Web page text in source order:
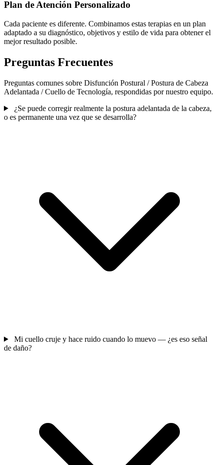
Plan de Atención Personalizado
Cada paciente es diferente. Combinamos estas terapias en un plan
adaptado a su diagnóstico, objetivos y estilo de vida para obtener el
mejor resultado posible.
Preguntas Frecuentes
Preguntas comunes sobre Disfunción Postural / Postura de Cabeza
Adelantada / Cuello de Tecnología, respondidas por nuestro equipo.
¿Se puede corregir realmente la postura adelantada de la cabeza,
o es permanente una vez que se desarrolla?
Mi cuello cruje y hace ruido cuando lo muevo — ¿es eso señal
de daño?